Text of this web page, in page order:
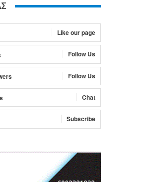
Like our page
Follow Us
Follow Us
Chat
Subscribe